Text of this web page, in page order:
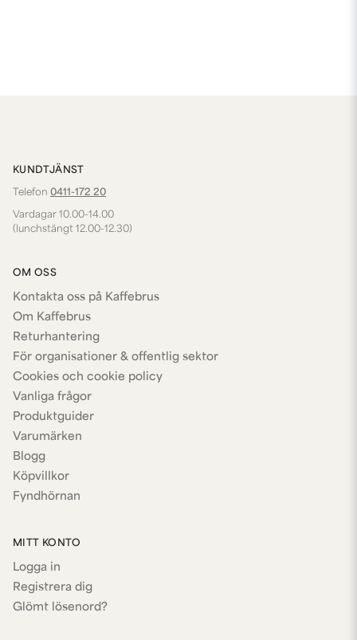
KUNDTJÄNST
Telefon 0411-172 20
Vardagar 10.00-14.00
(lunchstängt 12.00-12.30)
OM OSS
Kontakta oss på Kaffebrus
Om Kaffebrus
Returhantering
För organisationer & offentlig sektor
Cookies och cookie policy
Vanliga frågor
Produktguider
Varumärken
Blogg
Köpvillkor
Fyndhörnan
MITT KONTO
Logga in
Registrera dig
Glömt lösenord?